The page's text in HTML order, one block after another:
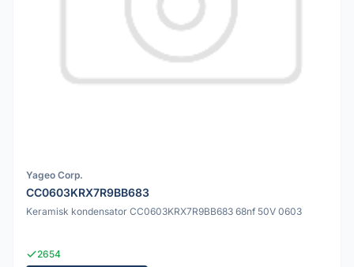
Yageo Corp.
CC0603KRX7R9BB683
Keramisk kondensator CC0603KRX7R9BB683 68nf 50V 0603
2654